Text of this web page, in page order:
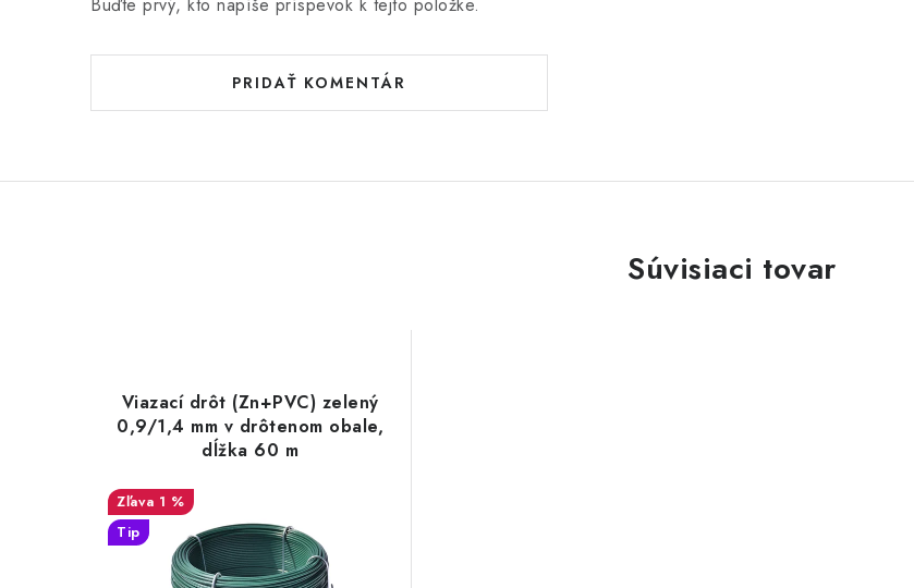
PRIDAŤ KOMENTÁR
Súvisiaci tovar
Viazací drôt (Zn+PVC) zelený
0,9/1,4 mm v drôtenom obale,
dĺžka 60 m
1 %
Tip